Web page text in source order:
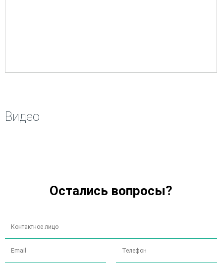
Видео
Остались вопросы?